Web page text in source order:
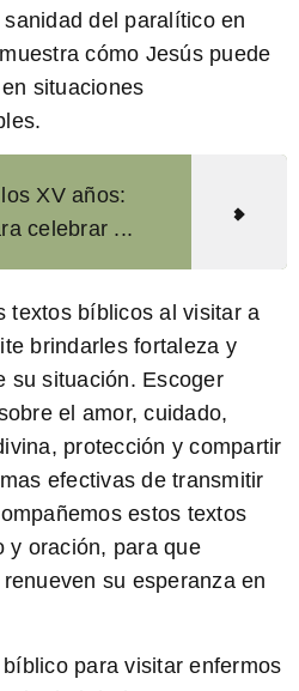
del paralítico en
cómo Jesús puede
situaciones
XV años:
celebrar ...
textos bíblicos al visitar a
brindarles fortaleza y
su situación. Escoger
el amor, cuidado,
protección y compartir
efectivas de transmitir
estos textos
y oración, para que
su esperanza en
para visitar enfermos